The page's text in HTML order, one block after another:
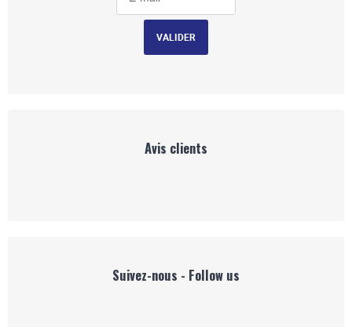
Avis clients
Suivez-nous - Follow us